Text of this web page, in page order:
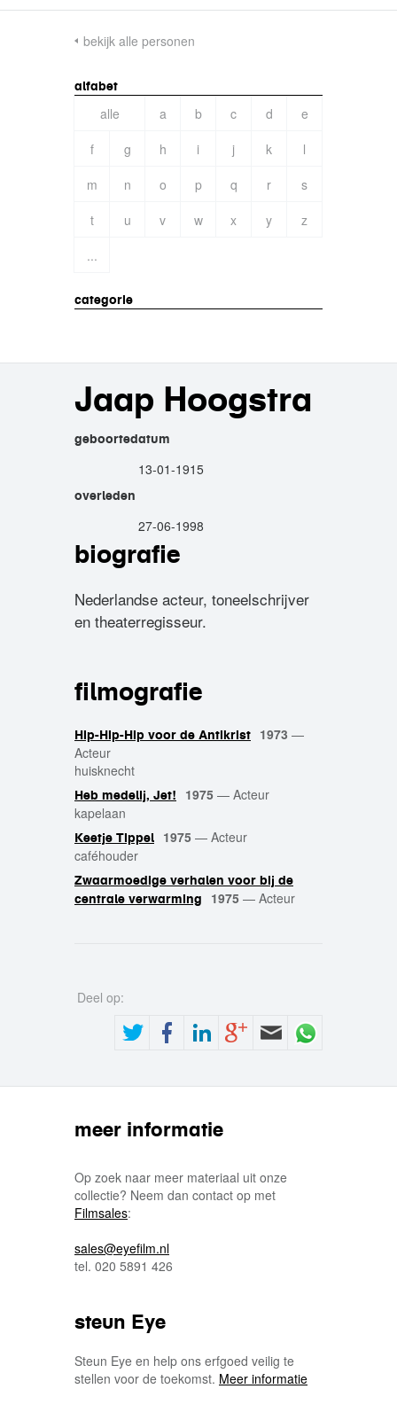
bekijk alle personen
alfabet
alle a b c d
e
f
g h i j k
l
m
n o p q r
s
t
u v w x y
z
...
categorie
Jaap Hoogstra
geboortedatum
13-01-1915
overleden
27-06-1998
biografie
Nederlandse acteur, toneelschrijver
en theaterregisseur.
filmografie
Hip-Hip-Hip voor de Antikrist 1973 —
Acteur
huisknecht
Heb medelij, Jet! 1975 — Acteur
kapelaan
Keetje Tippel 1975 — Acteur
caféhouder
Zwaarmoedige verhalen voor bij de
centrale verwarming
1975 — Acteur
Deel op:
meer informatie
Op zoek naar meer materiaal uit onze
collectie? Neem dan contact op met
Filmsales:
sales@eyefilm.nl
tel. 020 5891 426
steun Eye
Steun Eye en help ons erfgoed veilig te
stellen voor de toekomst. Meer informatie